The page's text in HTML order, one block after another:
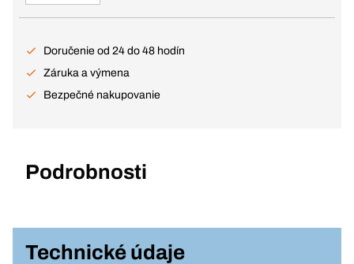
Doručenie od 24 do 48 hodín
Záruka a výmena
Bezpečné nakupovanie
Podrobnosti
Technické údaje